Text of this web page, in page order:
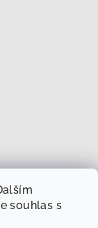
souhlas s